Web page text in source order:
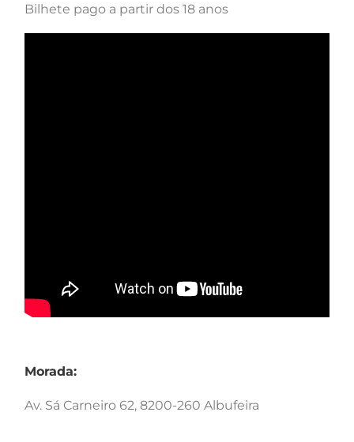
Bilhete pago a partir dos 18 anos
Morada:
Av. Sá Carneiro 62, 8200-260 Albufeira